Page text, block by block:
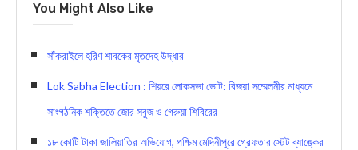
You Might Also Like
সাঁকরাইলে হরিণ শাবকের মৃতদেহ উদ্ধার
Lok Sabha Election : শিয়রে লোকসভা ভোট: বিজয়া সম্মেলনীর মাধ্যমে
সাংগঠনিক শক্তিতে জোর সবুজ ও গেরুয়া শিবিরের
১৮ কোটি টাকা জালিয়াতির অভিযোগ, পশ্চিম মেদিনীপুরে গ্রেফতার স্টেট ব্যাঙ্কের